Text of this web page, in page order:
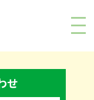
せ